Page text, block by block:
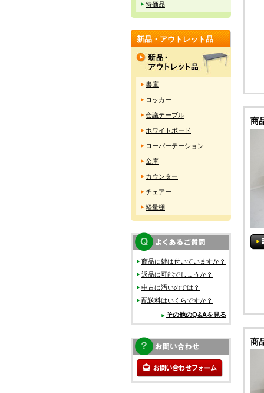
商
商
特価品
新品・アウトレット品
書庫
ロッカー
会議テーブル
ホワイトボード
ローパーテーション
金庫
カウンター
チェアー
軽量棚
商品に鍵は付いていますか？
返品は可能でしょうか？
中古は汚いのでは？
配送料はいくらですか？
その他のQ&Aを見る